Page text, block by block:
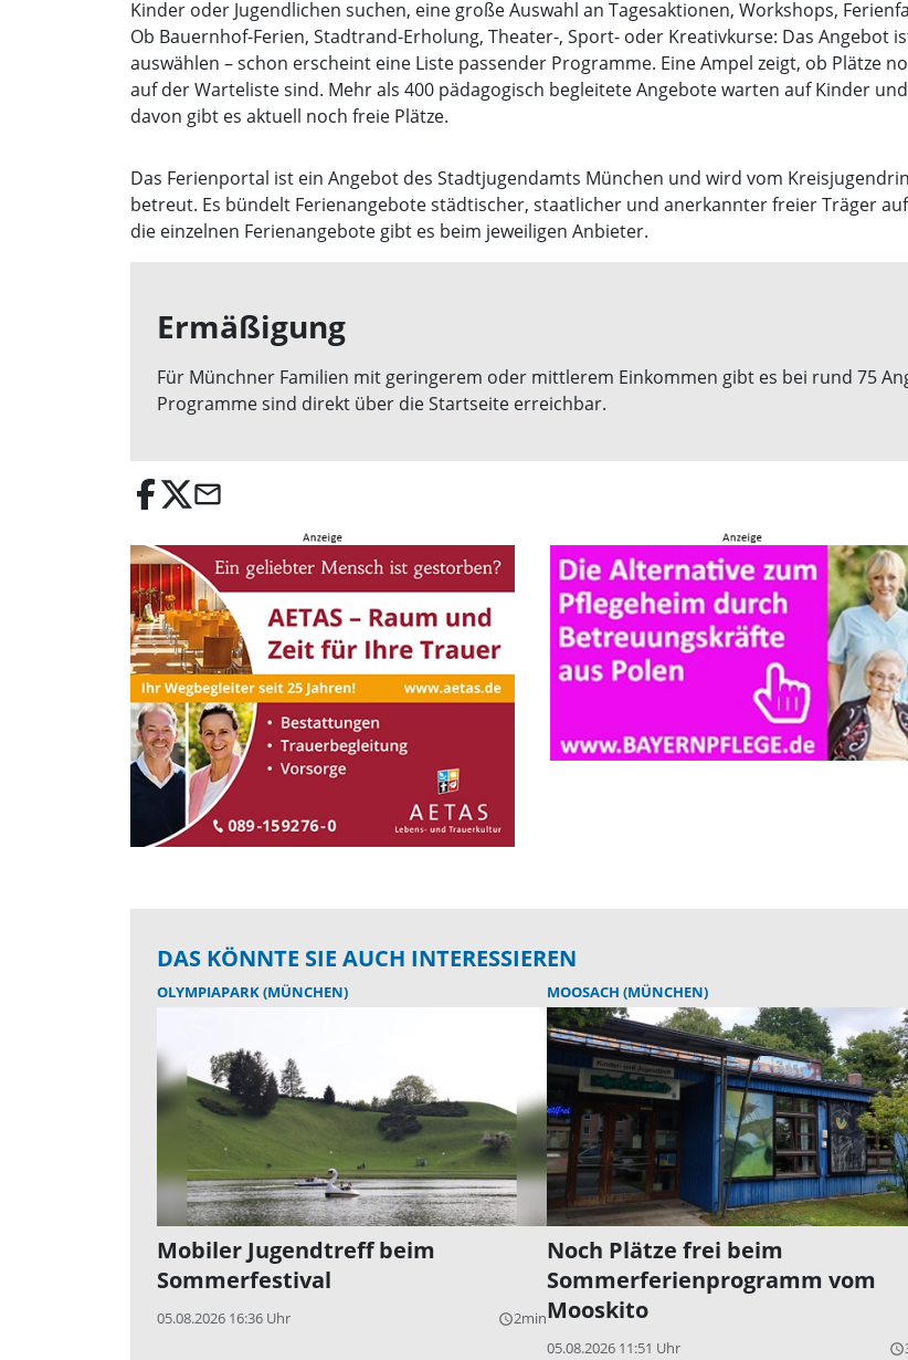
Kinder oder Jugendlichen suchen, eine große Auswahl an Tagesaktionen, Workshops,
Ob Bauernhof-Ferien, Stadtrand-Erholung, Theater-, Sport- oder Kreativkurse: Das Angebot
auswählen – schon erscheint eine Liste passender Programme. Eine Ampel zeigt, ob Plätze
auf der Warteliste sind. Mehr als 400 pädagogisch begleitete Angebote warten auf Kinder
davon gibt es aktuell noch freie Plätze.
Das Ferienportal ist ein Angebot des Stadtjugendamts München und wird vom
betreut. Es bündelt Ferienangebote städtischer, staatlicher und anerkannter freier Träger
die einzelnen Ferienangebote gibt es beim jeweiligen Anbieter.
Ermäßigung
Für Münchner Familien mit geringerem oder mittlerem Einkommen gibt es bei rund 75
Programme sind direkt über die Startseite erreichbar.
email
DAS KÖNNTE SIE AUCH INTERESSIEREN
OLYMPIAPARK (MÜNCHEN)
Mobiler Jugendtreff beim
Sommerfestival
05.08.2026 16:36 Uhr query_builder2min
MOOSACH (MÜNCHEN)
Noch Plätze frei beim
Sommerferienprogramm vom
Mooskito
05.08.2026 11:51 Uhr query_builder